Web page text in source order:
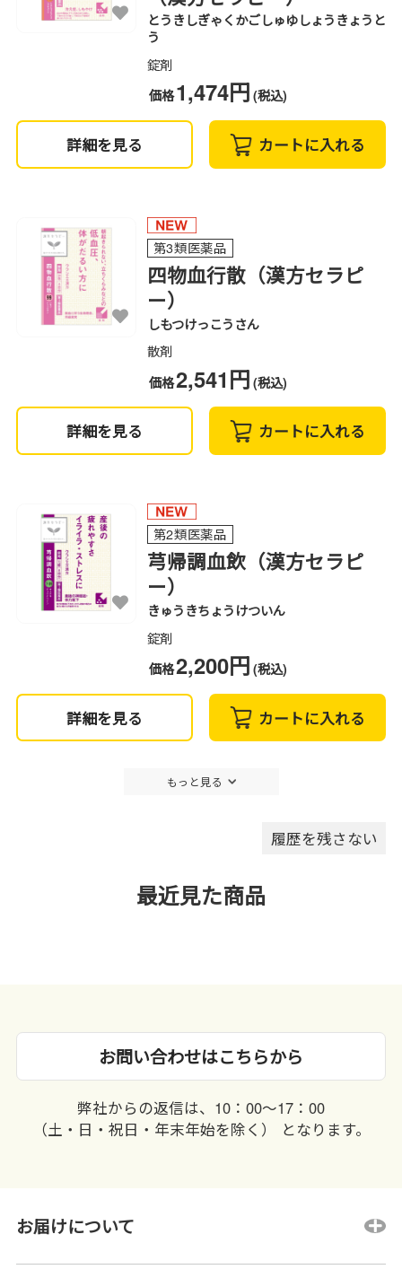
とうきしぎゃくかごしゅゆしょうきょうと
う
錠剤
価格1,474円 (税込)
詳細を見る カートに入れる
第3類医薬品
四物血行散（漢方セラピ
ー）
しもつけっこうさん
散剤
価格2,541円 (税込)
詳細を見る カートに入れる
第2類医薬品
芎帰調血飲（漢方セラピ
ー）
きゅうきちょうけついん
錠剤
価格2,200円 (税込)
詳細を見る カートに入れる
もっと見る
履歴を残さない
最近見た商品
お問い合わせはこちらから
弊社からの返信は、10：00〜17：00
（土・日・祝日・年末年始を除く） となります。
お届けについて